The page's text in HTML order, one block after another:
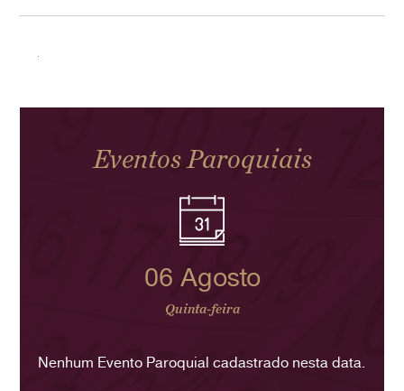
Eventos Paroquiais
06 Agosto
Quinta-feira
Nenhum Evento Paroquial cadastrado nesta data.